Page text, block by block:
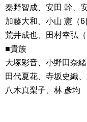
秦野智成、安田 幹、
加藤大和、小山 憲（6
荒井成也、田村幸弘（
■貴族
大塚彩音、小野田奈
田代夏花、寺坂史織
八木真梨子、林 彥均